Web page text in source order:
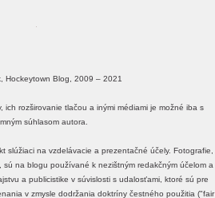
Hockeytown Blog, 2009 – 2021
ich rozširovanie tlačou a inými médiami je možné iba s
súhlasom autora.
slúžiaci na vzdelávacie a prezentačné účely. Fotografie,
na blogu používané k nezištným redakčným účelom a
a publicistike v súvislosti s udalosťami, ktoré sú pre
v zmysle dodržania doktríny čestného použitia ("fair